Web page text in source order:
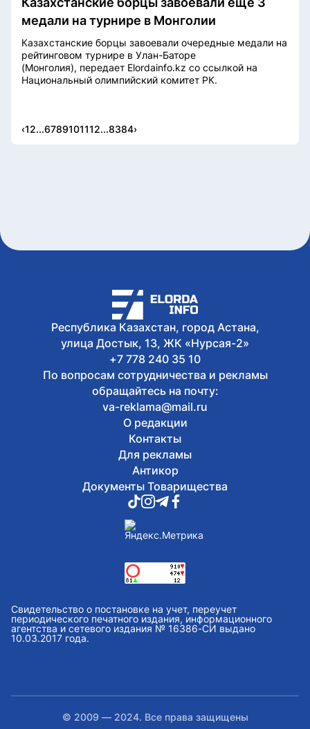
медали на турнире в Монголии
Казахстанские борцы завоевали очередные медали на
рейтинговом турнире в Улан-Баторе
(Монголия), передает Elordainfo.kz со ссылкой на
Национальный олимпийский комитет РК.
‹12...6789101112...8384›
Республика Казахстан, город Астана,
улица Достык, 13, ЖК «Нурсая-2»
+7 778 240 35 10
По вопросам сотрудничества и рекламы
обращайтесь на почту:
va-reklama@mail.ru
О редакции
Контакты
Для рекламы
Антикор
Документы Товарищества
Свидетельство о постановке на учет, переучет
периодического печатного издания, информационного
агентства и сетевого издания № 16386-СИ выдано
10.03.2017 года.
© 2009 — 2024. Все права защищены